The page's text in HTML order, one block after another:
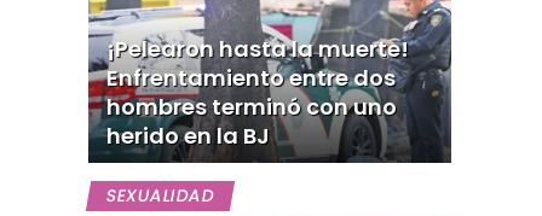
¡Pelearon hasta la muerte!
Enfrentamiento entre dos
hombres terminó con uno
herido en la BJ
SEXUALIDAD